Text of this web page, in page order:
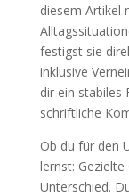
diesem Artikel
festigst sie
inklusive
dir ein stabiles
schriftliche
Ob du für den
lernst:
Unterschied.